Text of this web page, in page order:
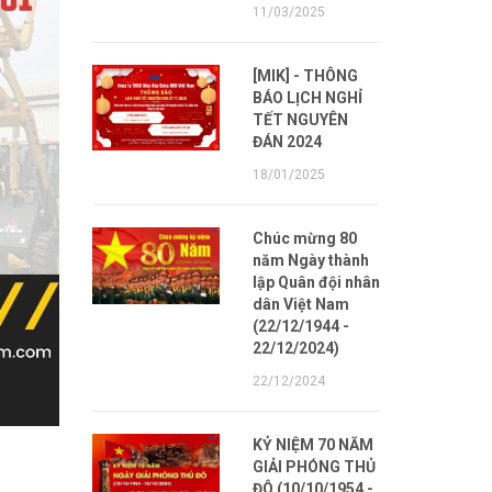
11/03/2025
[MIK] - THÔNG
BÁO LỊCH NGHỈ
TẾT NGUYÊN
ĐÁN 2024
18/01/2025
Chúc mừng 80
năm Ngày thành
lập Quân đội nhân
dân Việt Nam
(22/12/1944 -
22/12/2024)
22/12/2024
KỶ NIỆM 70 NĂM
GIẢI PHÓNG THỦ